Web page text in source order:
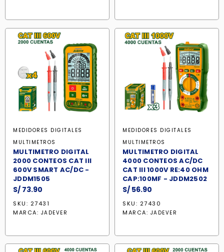
MEDIDORES DIGITALES
MULTIMETROS
MULTIMETRO DIGITAL
2000 CONTEOS CAT III
600V SMART AC/DC -
JDDM1505
S/ 73.90
SKU: 27431
MARCA: JADEVER
MEDIDORES DIGITALES
MULTIMETROS
MULTIMETRO DIGITAL
4000 CONTEOS AC/DC
CAT III 1000V RE:40 OHM
CAP:100MF - JDDM2502
S/ 56.90
SKU: 27430
MARCA: JADEVER